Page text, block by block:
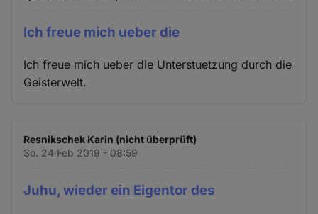
Ich freue mich ueber die
Ich freue mich ueber die Unterstuetzung durch die
Geisterwelt.
Resnikschek Karin (nicht überprüft)
So. 24 Feb 2019 - 08:59
Juhu, wieder ein Eigentor des